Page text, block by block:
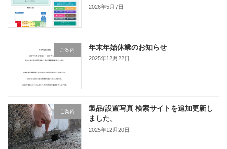
2026年5月7日
ご案内 年末年始休業のお知らせ
2025年12月22日
ご案内
製品/設置写真 検索サイトを追加更新し
ました。
2025年12月20日